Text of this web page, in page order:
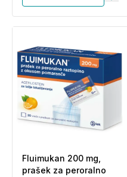
Fluimukan 200 mg,
prašek za peroralno